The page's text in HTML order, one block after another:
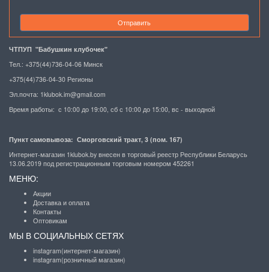
Отправить
ЧТПУП "Бабушкин клубочек"
Тел.: +375(44)736-04-06 Минск
+375(44)736-04-30 Регионы
Эл.почта: 1klubok.im@gmail.com
Время работы: с 10:00 до 19:00, сб с 10:00 до 15:00, вс - выходной
Пункт самовывоза: Сморговский тракт, 3 (пом. 167)
Интернет-магазин 1klubok.by внесен в торговый реестр Республики Беларусь
13.06.2019 под регистрационным торговым номером 452261
МЕНЮ:
Акции
Доставка и оплата
Контакты
Оптовикам
МЫ В СОЦИАЛЬНЫХ СЕТЯХ
instagram(интернет-магазин)
instagram(розничный магазин)